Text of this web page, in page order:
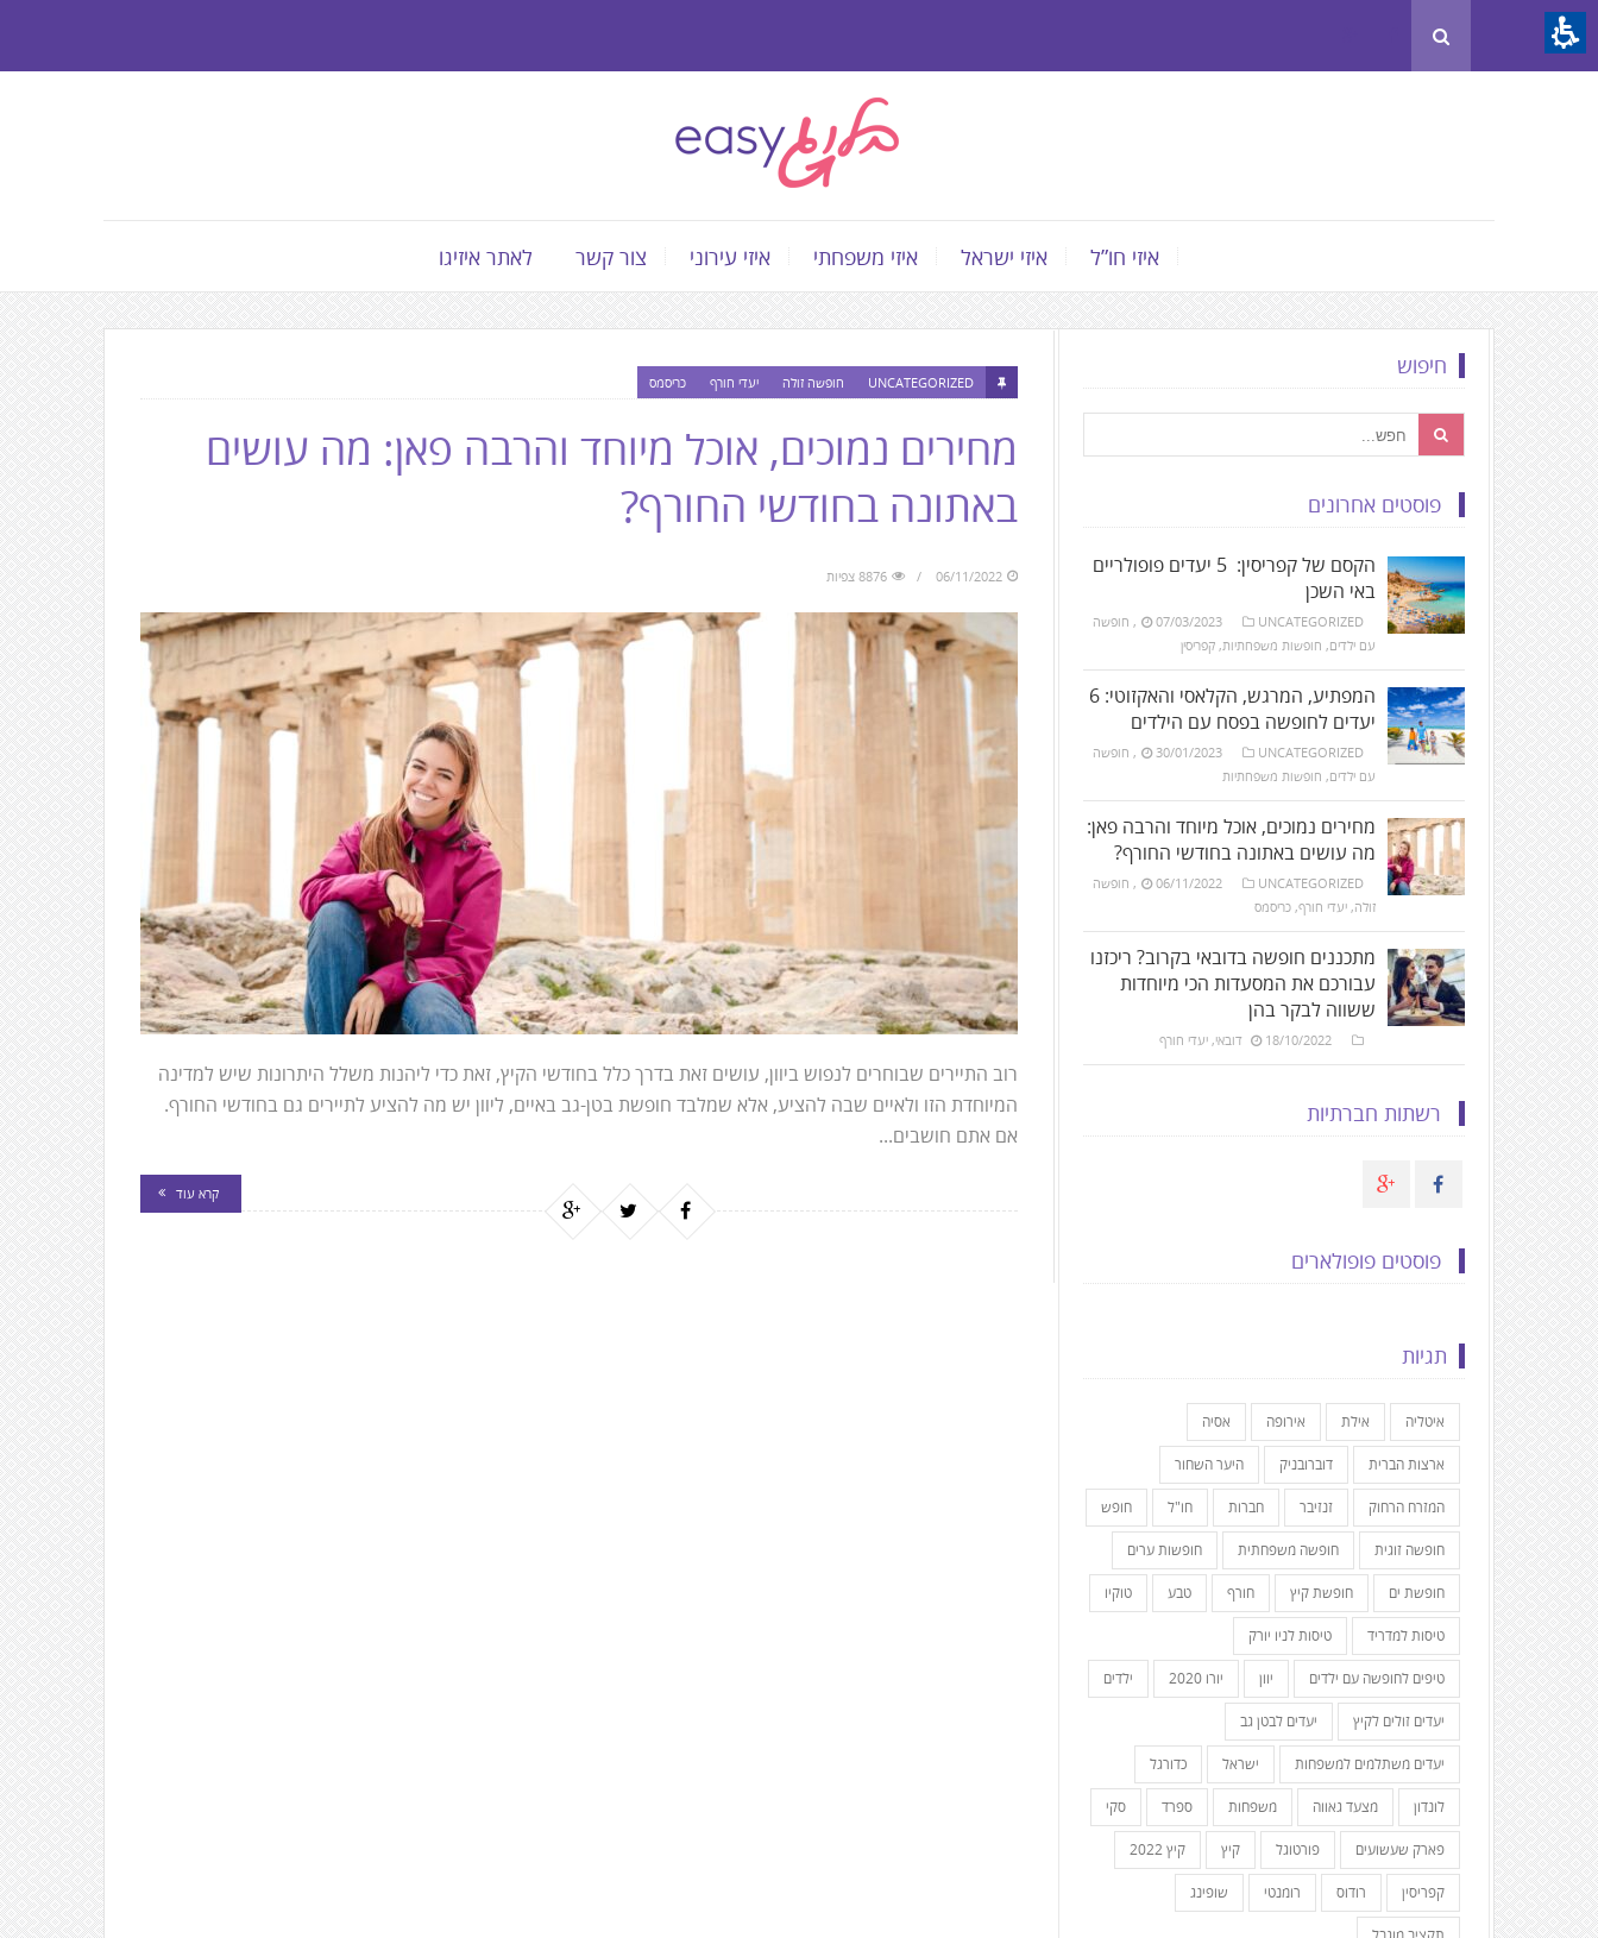
The
beginning
to
the
main
Content
איזי חו”ל איזי ישראל איזי משפחתי איזי עירוני צור קשר לאתר איזיגו
המרכזי,
UNCATEGORIZED חופשה זולה יעדי חורף כריסמס
מחירים נמוכים, אוכל מיוחד והרבה פאן: מה עושים
באתונה בחודשי החורף?
06/11/2022 8876 צפיות
רוב התיירים שבוחרים לנפוש ביוון, עושים זאת בדרך כלל בחודשי הקיץ, זאת כדי ליהנות משלל היתרונות שיש למדינה
המיוחדת הזו ולאיים שבה להציע, אלא שמלבד חופשת בטן-גב באיים, ליוון יש מה להציע לתיירים גם בחודשי החורף.
אם אתם חושבים...
קרא עוד
חיפוש
פוסטים אחרונים
הקסם של קפריסין: 5 יעדים פופולריים
באי השכן
07/03/2023 UNCATEGORIZED
, חופשה
עם ילדים, חופשות משפחתיות,קפריסין
המפתיע, המרגש, הקלאסי והאקזוטי: 6
יעדים לחופשה בפסח עם הילדים
30/01/2023 UNCATEGORIZED
, חופשה
עם ילדים, חופשות משפחתיות
מחירים נמוכים, אוכל מיוחד והרבה פאן:
מה עושים באתונה בחודשי החורף?
06/11/2022 UNCATEGORIZED
, חופשה
זולה,יעדי חורף,כריסמס
מתכננים חופשה בדובאי בקרוב? ריכזנו
עבורכם את המסעדות הכי מיוחדות
ששווה לבקר בהן
18/10/2022 דובאי,יעדי חורף
רשתות חברתיות
פוסטים פופולארים
תגיות
איטליה אילת אירופה אסיה
ארצות הברית דוברובניק היער השחור
המזרח הרחוק זנזיבר חברות חו"ל חופש
חופשה זוגית חופשה משפחתית חופשות ערים
חופשת ים חופשת קיץ חורף טבע טוקיו
טיסות למדריד טיסות לניו יורק
טיפים לחופשה עם ילדים יוון יורו 2020 ילדים
יעדים זולים לקיץ יעדים לבטן גב
יעדים משתלמים למשפחות ישראל כדורגל
לונדון מצעד גאווה משפחות ספרד סקי
פארק שעשועים פורטוגל קיץ קיץ 2022
קפריסין רודוס רומנטי שופינג